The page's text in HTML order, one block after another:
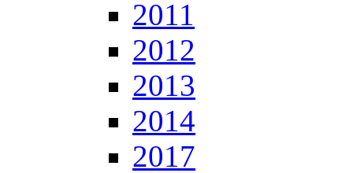
2011
2012
2013
2014
2017